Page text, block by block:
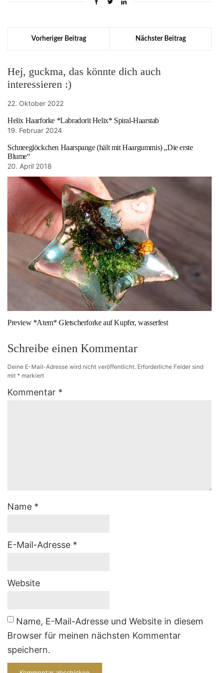
Vorheriger Beitrag Nächster Beitrag
Hej, guckma, das könnte dich auch
interessieren :)
22. Oktober 2022
Helix Haarforke *Labradorit Helix* Spiral-Haarstab
19. Februar 2024
Schneeglöckchen Haarspange (hält mit Haargummis) „Die erste
Blume“
20. April 2018
Preview *Atem* Gletscherforke auf Kupfer, wasserfest
Schreibe einen Kommentar
Deine E-Mail-Adresse wird nicht veröffentlicht. Erforderliche Felder sind
mit * markiert
Kommentar *
Name *
E-Mail-Adresse *
Website
Name, E-Mail-Adresse und Website in diesem
Browser für meinen nächsten Kommentar
speichern.